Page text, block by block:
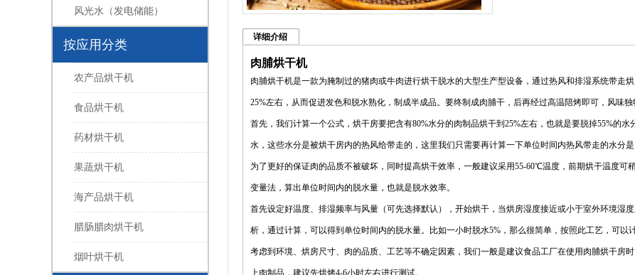
风光水（发电储能）
按应用分类
农产品烘干机
食品烘干机
药材烘干机
果蔬烘干机
海产品烘干机
腊肠腊肉烘干机
烟叶烘干机
详细介绍
肉脯烘干机
肉脯烘干机是一款为腌制过的猪肉或牛肉进行烘干脱水的大型生产型设备，通过热风和排湿系统带走
25%左右，从而促进发色和脱水熟化，制成半成品。要终制成肉脯干，后再经过高温陪烤即可，风味独
首先，我们计算一个公式，烘干房要把含有80%水分的肉制品烘干到25%左右，也就是要脱掉55%的
水，这些水分是被烘干房内的热风给带走的，这里我们只需要再计算一下单位时间内热风带走的水分
为了更好的保证肉的品质不被破坏，同时提高烘干效率，一般建议采用55-60℃温度，前期烘干温度可
变量法，算出单位时间内的脱水量，也就是脱水效率。
首先设定好温度、排湿频率与风量（可先选择默认），开始烘干，当烘房湿度接近或小于室外环境湿
析，通过计算，可以得到单位时间内的脱水量。比如一小时脱水5%，那么很简单，按照此工艺，可以
考虑到环境、烘房尺寸、肉的品质、工艺等不确定因素，我们一般是建议食品工厂在使用肉脯烘干房
上肉制品，建议先烘烤4-6小时左右进行测试。